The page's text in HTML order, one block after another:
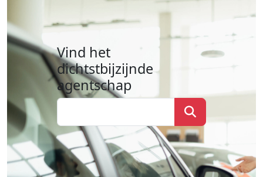
Vind het
dichtstbijzijnde
agentschap